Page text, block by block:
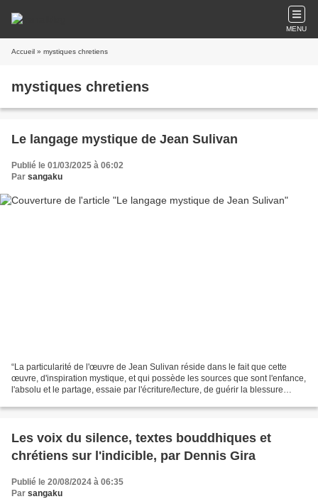
MENU
Accueil » mystiques chretiens
mystiques chretiens
Le langage mystique de Jean Sulivan
Publié le 01/03/2025 à 06:02
Par sangaku
“La particularité de l'œuvre de Jean Sulivan réside dans le fait que cette
œuvre, d'inspiration mystique, et qui possède les sources que sont l'enfance,
l'absolu et le partage, essaie par l'écriture/lecture, de guérir la blessure
Les voix du silence, textes bouddhiques et
chrétiens sur l'indicible, par Dennis Gira
Publié le 20/08/2024 à 06:35
Par sangaku